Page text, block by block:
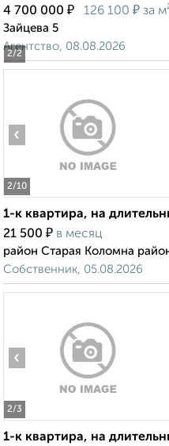
2/2
4 700 000 ₽ 126 100 ₽ за
Зайцева 5
Агентство, 08.08.2026
2/10
‹
1-к квартира, на
21 500 ₽ в месяц
район Старая Коломна
Собственник, 05.08.2026
2/3
‹
1-к квартира, на